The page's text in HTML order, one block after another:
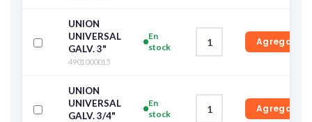
UNION
UNIVERSAL
GALV. 3"
4901000015
En
stock
Agregar
UNION
UNIVERSAL
GALV. 3/4"
En
stock
Agregar